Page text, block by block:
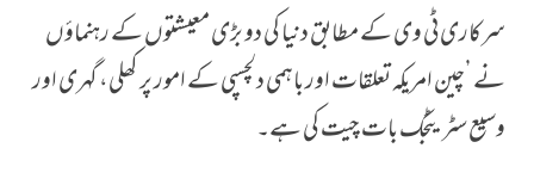
سرکاری ٹی وی کے مطابق دنیا کی دو بڑی معیشتوں کے رہنماؤں
نے ’چین امریکہ تعلقات اور باہمی دلچسپی کے امور پر کھلی، گہری اور
وسیع سٹریٹجک بات چیت کی ہے۔